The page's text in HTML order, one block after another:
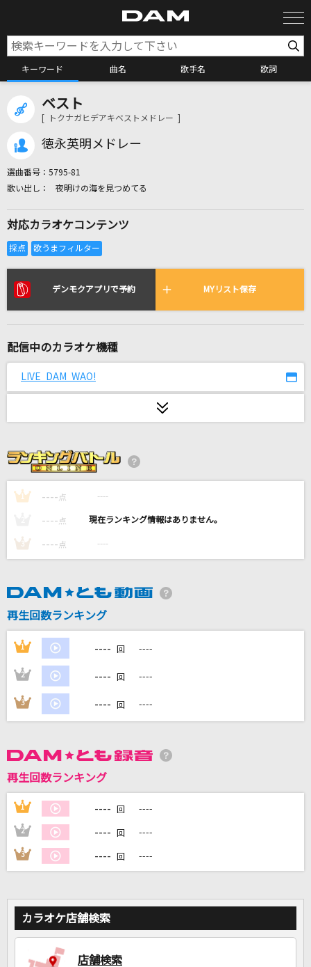
キーワード 曲名 歌手名 歌詞
リアルタイムで歌われている曲の一覧
Happily [ハッピリー]
ダーリン
紅蓮の弓矢(アニメver.)
Linked Horizon
D,KennyDoes,teppei,コーラ,KZ,ILL SWAG GAG
A,peko & テークエム)
アイドルパワー
M!LK
僕と僕
川崎鷹也
青と夏
黒髪海峡
パールカラーにゆれて
山口百恵
もっと見る
DAMの新曲・ランキングなど
カラオケ最新情報をチェック！
ベスト
[ トクナガヒデアキベストメドレー ]
徳永英明メドレー
選曲番号： 5795-81
夜明けの海を見つめてる
対応カラオケコンテンツ
デンモクアプリで予約 MYリスト保存
配信中のカラオケ機種
LIVE DAM WAO!
1 ---- 点 ----
---- 点 ----
3 ---- 点 ----
再生回数ランキング
1 ---- 回 ----
2 ---- 回 ----
3 ---- 回 ----
再生回数ランキング
1 ---- 回 ----
2 ---- 回 ----
3 ---- 回 ----
カラオケ店舗検索
店舗検索